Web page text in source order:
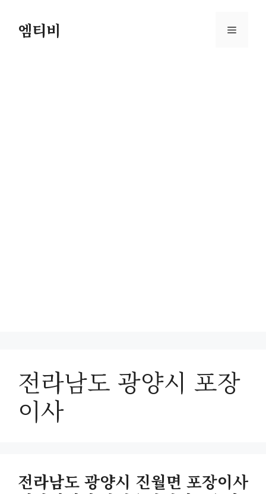
엠티비 메
전라남도 광양시 포장
이사
전라남도 광양시 진월면 포장이사